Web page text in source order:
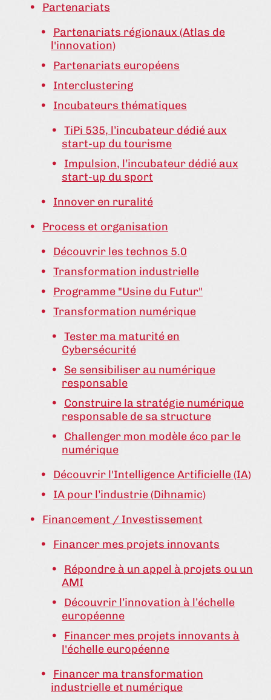
Partenariats
Partenariats régionaux (Atlas de
l'innovation)
Partenariats européens
Interclustering
Incubateurs thématiques
TiPi 535, l’incubateur dédié aux
start-up du tourisme
Impulsion, l’incubateur dédié aux
start-up du sport
Innover en ruralité
Process et organisation
Découvrir les technos 5.0
Transformation industrielle
Programme "Usine du Futur"
Transformation numérique
Tester ma maturité en
Cybersécurité
Se sensibiliser au numérique
responsable
Construire la stratégie numérique
responsable de sa structure
Challenger mon modèle éco par le
numérique
Découvrir l'Intelligence Artificielle (IA)
IA pour l’industrie (Dihnamic)
Financement / Investissement
Financer mes projets innovants
Répondre à un appel à projets ou un
AMI
Découvrir l’innovation à l’échelle
européenne
Financer mes projets innovants à
l'échelle européenne
Financer ma transformation
industrielle et numérique